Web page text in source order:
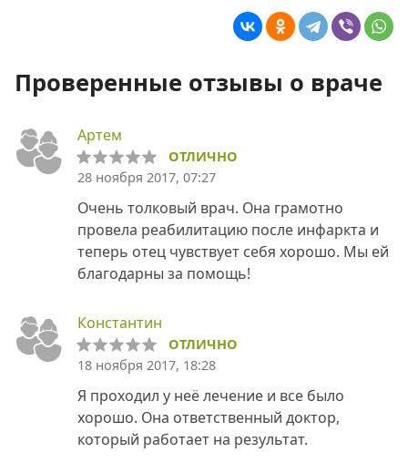
Проверенные отзывы о враче
Артем
ОТЛИЧНО
28 ноября 2017, 07:27
Очень толковый врач. Она грамотно
провела реабилитацию после инфаркта и
теперь отец чувствует себя хорошо. Мы ей
благодарны за помощь!
Константин
ОТЛИЧНО
18 ноября 2017, 18:28
Я проходил у неё лечение и все было
хорошо. Она ответственный доктор,
который работает на результат.